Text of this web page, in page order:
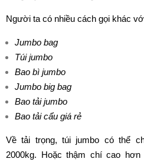
Người ta có nhiều cách gọi khác
Jumbo bag
Túi jumbo
Bao bì jumbo
Jumbo big bag
Bao tải jumbo
Bao tải cẩu giá rẻ
Về tải trọng, túi jumbo có thể
2000kg. Hoặc thậm chí cao